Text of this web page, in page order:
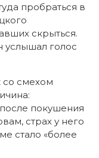
пробраться в
скрыться.
услышал голос
со смехом
покушения
страх у него
стало «более